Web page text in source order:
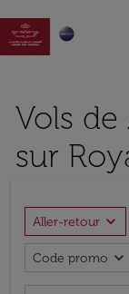

Vols
sur
Aller-retour expand_more
Code promo expand_more